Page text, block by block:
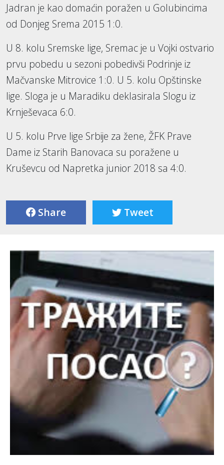
Jadran je kao domaćin poražen u Golubincima
od Donjeg Srema 2015 1:0.
U 8. kolu Sremske lige, Sremac je u Vojki ostvario
prvu pobedu u sezoni pobedivši Podrinje iz
Mačvanske Mitrovice 1:0. U 5. kolu Opštinske
lige. Sloga je u Maradiku deklasirala Slogu iz
Krnješevaca 6:0.
U 5. kolu Prve lige Srbije za žene, ŽFK Prave
Dame iz Starih Banovaca su poražene u
Kruševcu od Napretka junior 2018 sa 4:0.
Share Tweet